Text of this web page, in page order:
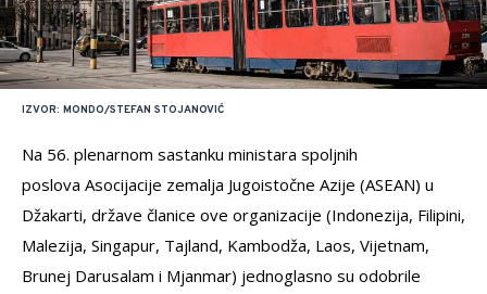
IZVOR: MONDO/STEFAN STOJANOVIĆ
Na 56. plenarnom sastanku ministara spoljnih
poslova Asocijacije zemalja Jugoistočne Azije (ASEAN) u
Džakarti, države članice ove organizacije (Indonezija, Filipini,
Malezija, Singapur, Tajland, Kambodža, Laos, Vijetnam,
Brunej Darusalam i Mjanmar) jednoglasno su odobrile